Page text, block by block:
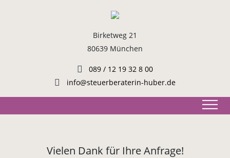
Birketweg 21
80639 München
089 / 12 19 32 8 00
info@steuerberaterin-huber.de
Vielen Dank für Ihre Anfrage!